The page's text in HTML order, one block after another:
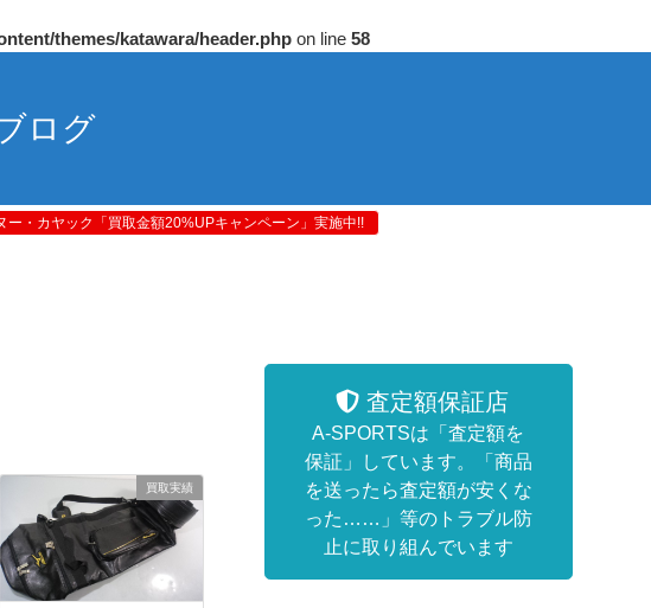
themes/katawara/header.php on line 58
ログ
ー・カヤック「買取金額20%UPキャンペーン」実施中!!
買取実績
査定額保証店
A-SPORTSは「査定額を
保証」しています。「商品
を送ったら査定額が安くな
った……」等のトラブル防
止に取り組んでいます